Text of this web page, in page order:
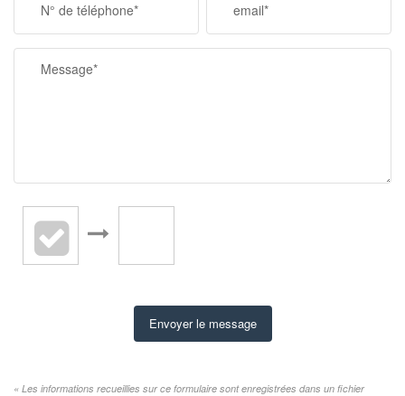
N° de téléphone* email*
Message*
Envoyer le message
« Les informations recueillies sur ce formulaire sont enregistrées dans un fichier